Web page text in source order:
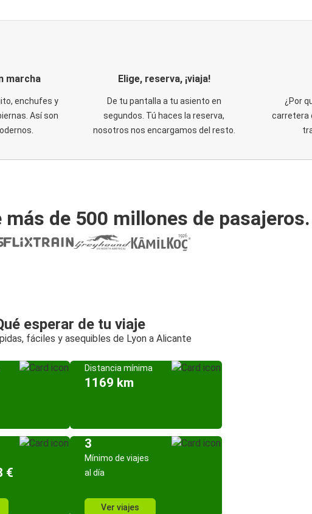
marcha
enchufes y
Así son
Elige, reserva, ¡viaja!
De tu pantalla a tu asiento en
segundos. Tú haces la reserva,
nosotros nos encargamos del resto.
¿Por
carretera
de 500 millones de pasajeros.
esperar de tu viaje
fáciles y asequibles de Lyon a Alicante
Distancia mínima
1169 km
€
3
Mínimo de viajes
al día
Ver viajes